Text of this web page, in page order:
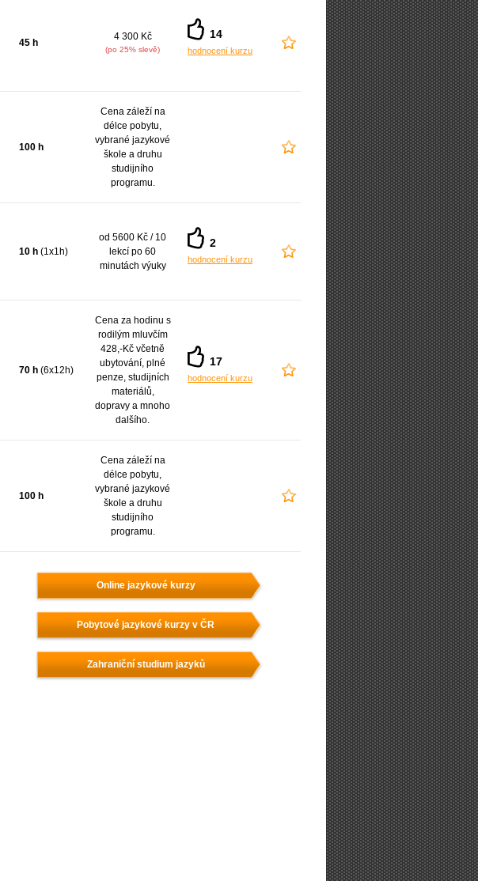
45 h
4 300 Kč
(po 25% slevě)
14
hodnocení kurzu
100 h
Cena záleží na
délce pobytu,
vybrané jazykové
škole a druhu
studijního
programu.
10 h (1x1h)
od 5600 Kč / 10
lekcí po 60
minutách výuky
2
hodnocení kurzu
70 h (6x12h)
Cena za hodinu s
rodilým mluvčím
428,-Kč včetně
ubytování, plné
penze, studijních
materiálů,
dopravy a mnoho
dalšího.
17
hodnocení kurzu
100 h
Cena záleží na
délce pobytu,
vybrané jazykové
škole a druhu
studijního
programu.
Online jazykové kurzy
Pobytové jazykové kurzy v ČR
Zahraniční studium jazyků